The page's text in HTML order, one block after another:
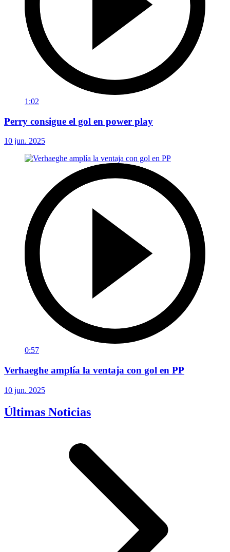
1:02
Perry consigue el gol en power play
10 jun. 2025
0:57
Verhaeghe amplía la ventaja con gol en PP
10 jun. 2025
Últimas Noticias